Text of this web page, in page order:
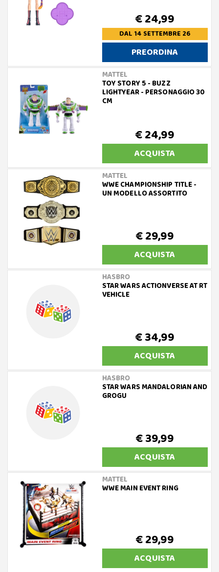
€ 24,99
DAL 14 SETTEMBRE 26
PREORDINA
MATTEL
TOY STORY 5 - BUZZ
LIGHTYEAR - PERSONAGGIO 30
CM
€ 24,99
ACQUISTA
MATTEL
WWE CHAMPIONSHIP TITLE -
UN MODELLO ASSORTITO
€ 29,99
ACQUISTA
HASBRO
STAR WARS ACTIONVERSE AT RT
VEHICLE
€ 34,99
ACQUISTA
HASBRO
STAR WARS MANDALORIAN AND
GROGU
€ 39,99
ACQUISTA
MATTEL
WWE MAIN EVENT RING
€ 29,99
ACQUISTA